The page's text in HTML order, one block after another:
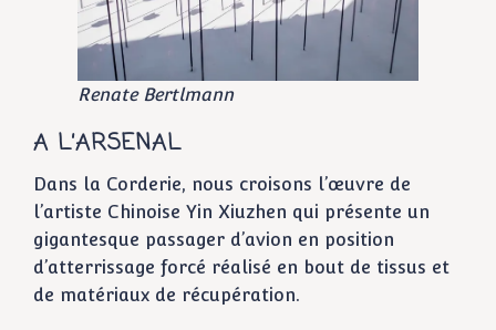
Renate Bertlmann
A L’ARSENAL
Dans la Corderie, nous croisons l’œuvre de
l’artiste Chinoise Yin Xiuzhen qui présente un
gigantesque passager d’avion en position
d’atterrissage forcé réalisé en bout de tissus et
de matériaux de récupération.